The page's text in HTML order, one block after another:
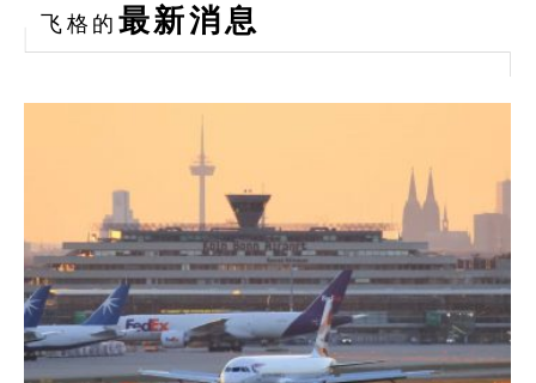
飞格的 最新消息